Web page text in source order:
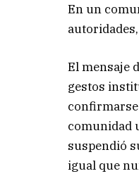
En un
El mensaje
gestos
comunidad
suspendió
igual que